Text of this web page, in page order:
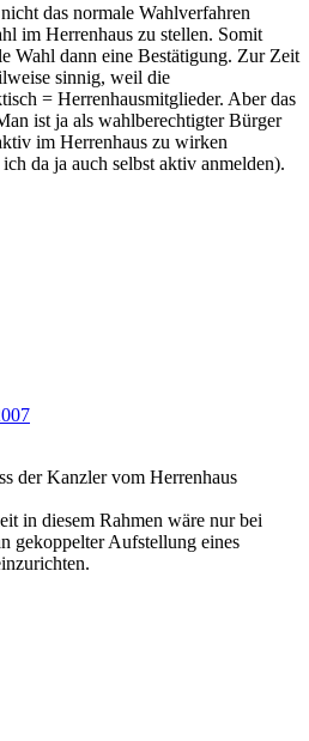
das normale Wahlverfahren
im Herrenhaus zu stellen. Somit
Wahl dann eine Bestätigung. Zur Zeit
sinnig, weil die
= Herrenhausmitglieder. Aber das
ist ja als wahlberechtigter Bürger
im Herrenhaus zu wirken
da ja auch selbst aktiv anmelden).
der Kanzler vom Herrenhaus
in diesem Rahmen wäre nur bei
gekoppelter Aufstellung eines